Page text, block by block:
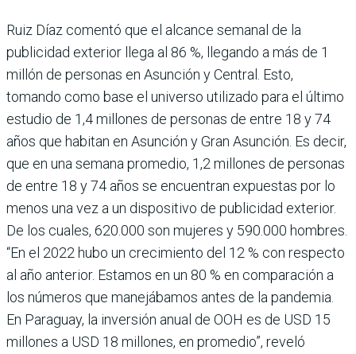
Ruiz Díaz comentó que el alcance semanal de la
publicidad exterior llega al 86 %, llegando a más de 1
millón de personas en Asunción y Central. Esto,
tomando como base el universo utilizado para el último
estudio de 1,4 millones de personas de entre 18 y 74
años que habitan en Asunción y Gran Asunción. Es decir,
que en una semana promedio, 1,2 millones de personas
de entre 18 y 74 años se encuentran expuestas por lo
menos una vez a un dispositivo de publicidad exterior.
De los cuales, 620.000 son mujeres y 590.000 hombres.
“En el 2022 hubo un crecimiento del 12 % con respecto
al año anterior. Estamos en un 80 % en comparación a
los números que manejábamos antes de la pandemia.
En Paraguay, la inversión anual de OOH es de USD 15
millones a USD 18 millones, en promedio”, reveló